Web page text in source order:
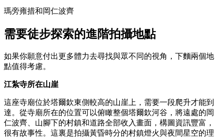
瑪旁雍措和岡仁波齊
需要徒步探索的進階拍攝地點
如果你願意付出更多體力去尋找與眾不同的視角，下麵兩個地
點值得考慮。
江紮寺所在山崖
這座寺廟位於塔爾欽東側較高的山崖上，需要一段爬升才能到
達。從寺廟所在的位置可以俯瞰整個塔爾欽河谷，將遠處的岡
仁波齊、山腳下的村鎮和道路全部收入畫面，構圖資訊豐富，
很有故事性。這裏是拍攝黃昏時分的村鎮燈火與夜間星空的理